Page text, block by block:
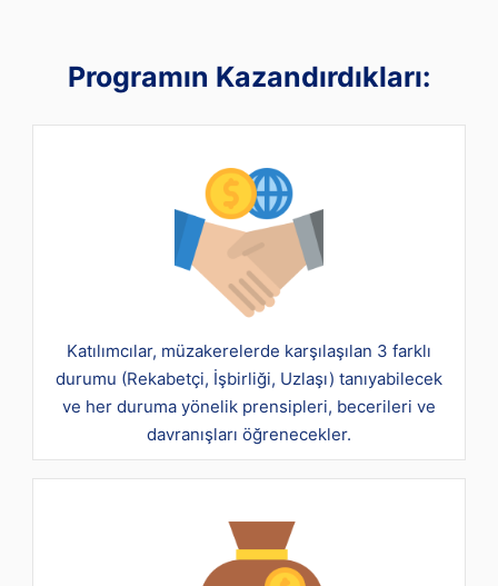
Programın Kazandırdıkları:
Katılımcılar, müzakerelerde karşılaşılan 3 farklı
durumu (Rekabetçi, İşbirliği, Uzlaşı) tanıyabilecek
ve her duruma yönelik prensipleri, becerileri ve
davranışları öğrenecekler.